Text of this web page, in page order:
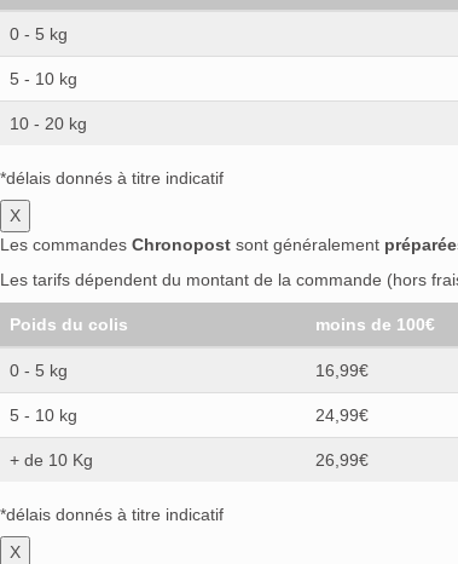
0 - 5 kg
5 - 10 kg
10 - 20 kg
*délais donnés à titre indicatif
X
Les commandes Chronopost sont généralement
Les tarifs dépendent du montant de la commande (hors
Poids du colis moins de 100€
0 - 5 kg 16,99€
5 - 10 kg 24,99€
+ de 10 Kg 26,99€
*délais donnés à titre indicatif
X